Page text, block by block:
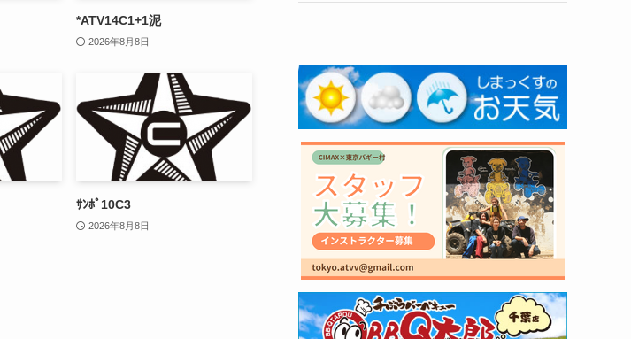
*ATV14C1+1泥
2026年8月8日
ｻﾝﾎﾟ10C3
2026年8月8日